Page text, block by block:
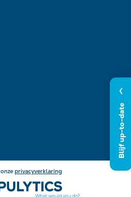
Blijf up-to-date
privacyverklaring